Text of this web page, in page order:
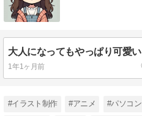
1年1ヶ月前
#イラスト制作 #アニメ #パソコン